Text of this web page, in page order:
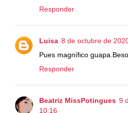
Responder
Luisa 8 de octubre de
Pues magnífico
Responder
Beatriz MissPotingues 9
10:16